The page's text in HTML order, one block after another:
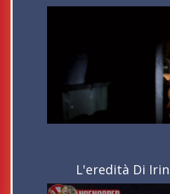
L'eredità Di